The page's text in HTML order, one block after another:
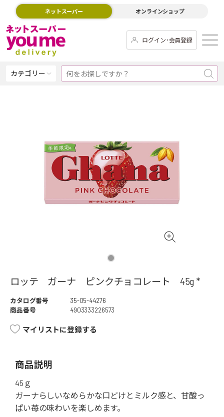
ネットスーパー オンラインショップ
ログイン･会員登録
カテゴリー
ロッテ ガーナ ピンクチョコレート 45g *
カタログ番号
35-05-44276
商品番号
4903333226573
マイリストに登録する
商品説明
45ｇ
ガーナらしいなめらかな口どけとミルク感と、甘酸っ
ぱい苺の味わいを楽しめます。